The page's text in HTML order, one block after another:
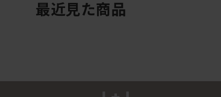
最近見た商品